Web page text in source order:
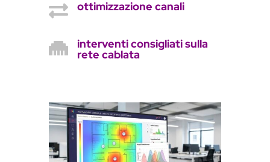
 ottimizzazione canali
 interventi consigliati sulla
rete cablata